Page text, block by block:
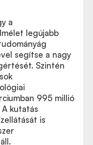
a
legújabb
segítse a nagy
Szintén
995 millió
kutatás
is